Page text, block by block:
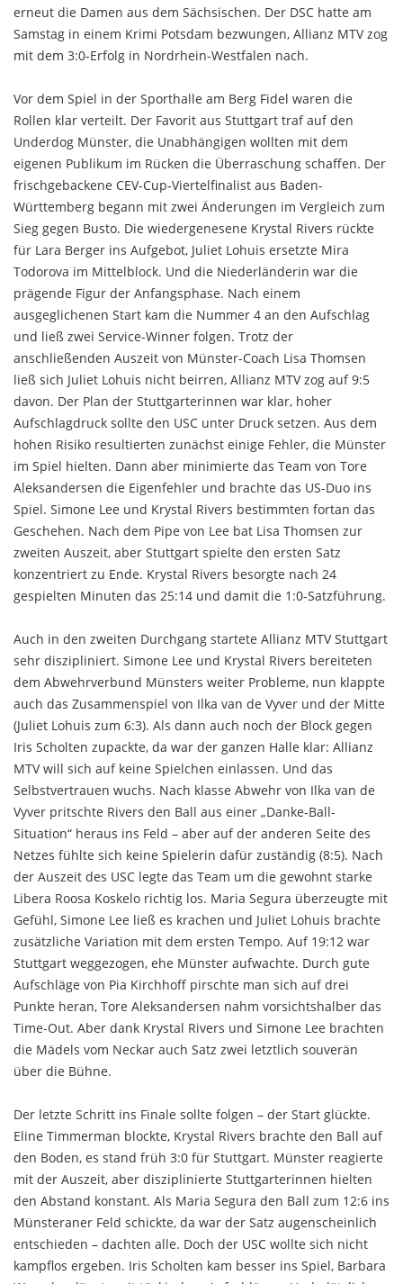
erneut die Damen aus dem Sächsischen. Der DSC hatte am
Samstag in einem Krimi Potsdam bezwungen, Allianz MTV zog
mit dem 3:0-Erfolg in Nordrhein-Westfalen nach.
Vor dem Spiel in der Sporthalle am Berg Fidel waren die
Rollen klar verteilt. Der Favorit aus Stuttgart traf auf den
Underdog Münster, die Unabhängigen wollten mit dem
eigenen Publikum im Rücken die Überraschung schaffen. Der
frischgebackene CEV-Cup-Viertelfinalist aus Baden-
Württemberg begann mit zwei Änderungen im Vergleich zum
Sieg gegen Busto. Die wiedergenesene Krystal Rivers rückte
für Lara Berger ins Aufgebot, Juliet Lohuis ersetzte Mira
Todorova im Mittelblock. Und die Niederländerin war die
prägende Figur der Anfangsphase. Nach einem
ausgeglichenen Start kam die Nummer 4 an den Aufschlag
und ließ zwei Service-Winner folgen. Trotz der
anschließenden Auszeit von Münster-Coach Lisa Thomsen
ließ sich Juliet Lohuis nicht beirren, Allianz MTV zog auf 9:5
davon. Der Plan der Stuttgarterinnen war klar, hoher
Aufschlagdruck sollte den USC unter Druck setzen. Aus dem
hohen Risiko resultierten zunächst einige Fehler, die Münster
im Spiel hielten. Dann aber minimierte das Team von Tore
Aleksandersen die Eigenfehler und brachte das US-Duo ins
Spiel. Simone Lee und Krystal Rivers bestimmten fortan das
Geschehen. Nach dem Pipe von Lee bat Lisa Thomsen zur
zweiten Auszeit, aber Stuttgart spielte den ersten Satz
konzentriert zu Ende. Krystal Rivers besorgte nach 24
gespielten Minuten das 25:14 und damit die 1:0-Satzführung.
Auch in den zweiten Durchgang startete Allianz MTV Stuttgart
sehr diszipliniert. Simone Lee und Krystal Rivers bereiteten
dem Abwehrverbund Münsters weiter Probleme, nun klappte
auch das Zusammenspiel von Ilka van de Vyver und der Mitte
(Juliet Lohuis zum 6:3). Als dann auch noch der Block gegen
Iris Scholten zupackte, da war der ganzen Halle klar: Allianz
MTV will sich auf keine Spielchen einlassen. Und das
Selbstvertrauen wuchs. Nach klasse Abwehr von Ilka van de
Vyver pritschte Rivers den Ball aus einer „Danke-Ball-
Situation“ heraus ins Feld – aber auf der anderen Seite des
Netzes fühlte sich keine Spielerin dafür zuständig (8:5). Nach
der Auszeit des USC legte das Team um die gewohnt starke
Libera Roosa Koskelo richtig los. Maria Segura überzeugte mit
Gefühl, Simone Lee ließ es krachen und Juliet Lohuis brachte
zusätzliche Variation mit dem ersten Tempo. Auf 19:12 war
Stuttgart weggezogen, ehe Münster aufwachte. Durch gute
Aufschläge von Pia Kirchhoff pirschte man sich auf drei
Punkte heran, Tore Aleksandersen nahm vorsichtshalber das
Time-Out. Aber dank Krystal Rivers und Simone Lee brachten
die Mädels vom Neckar auch Satz zwei letztlich souverän
über die Bühne.
Der letzte Schritt ins Finale sollte folgen – der Start glückte.
Eline Timmerman blockte, Krystal Rivers brachte den Ball auf
den Boden, es stand früh 3:0 für Stuttgart. Münster reagierte
mit der Auszeit, aber disziplinierte Stuttgarterinnen hielten
den Abstand konstant. Als Maria Segura den Ball zum 12:6 ins
Münsteraner Feld schickte, da war der Satz augenscheinlich
entschieden – dachten alle. Doch der USC wollte sich nicht
kampflos ergeben. Iris Scholten kam besser ins Spiel, Barbara